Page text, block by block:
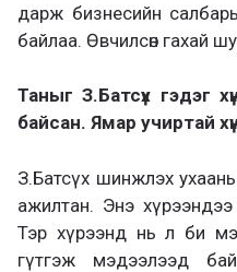
дарж бизнесийн
байлаа. Өвчилсөн гахай
Таныг З.Батсүх гэдэг
байсан. Ямар учиртай
З.Батсүх шинжлэх
ажилтан. Энэ
Тэр хүрээнд нь л би
гүтгэж мэдээлээд